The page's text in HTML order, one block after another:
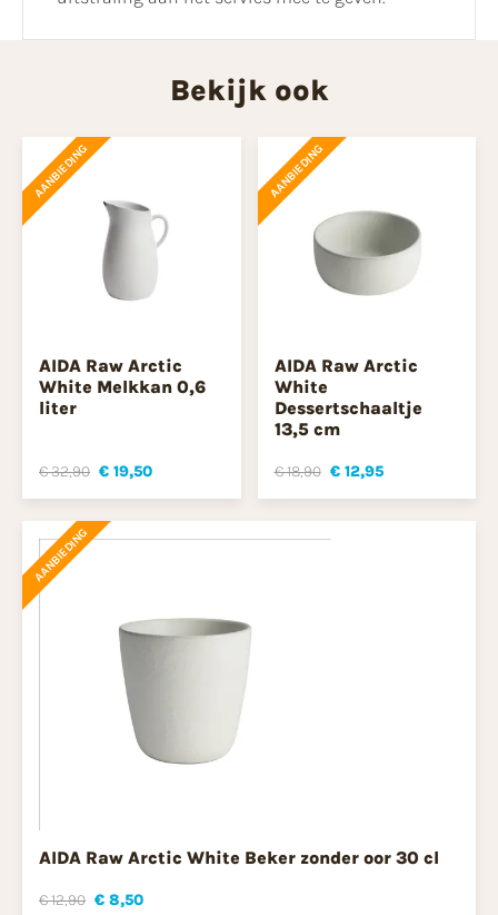
Bekijk ook
AANBIEDING
AIDA Raw Arctic
White Melkkan 0,6
liter
€ 32,90 € 19,50
AANBIEDING
AIDA Raw Arctic
White
Dessertschaaltje
13,5 cm
€ 18,90 € 12,95
AANBIEDING
AIDA Raw Arctic White Beker zonder oor 30 cl
€ 12,90 € 8,50